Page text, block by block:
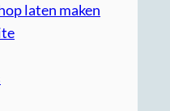
laten maken